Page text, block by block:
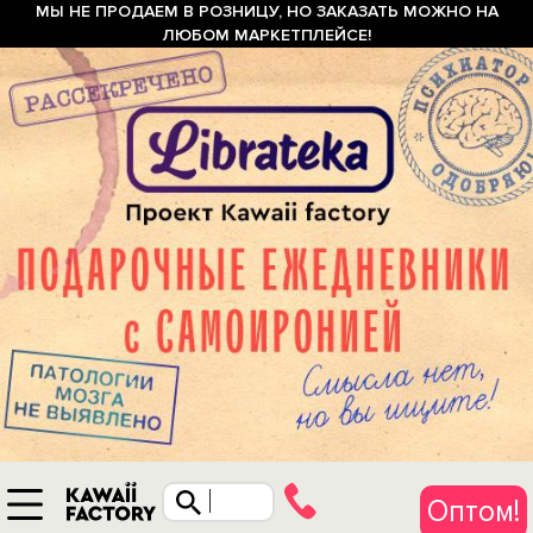
МЫ НЕ ПРОДАЕМ В РОЗНИЦУ, НО ЗАКАЗАТЬ МОЖНО НА
ЛЮБОМ МАРКЕТПЛЕЙСЕ!
Оптом!